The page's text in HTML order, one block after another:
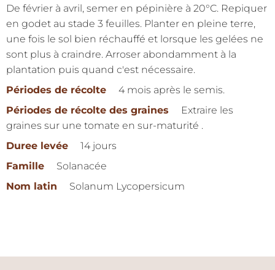
De février à avril, semer en pépinière à 20°C. Repiquer
en godet au stade 3 feuilles. Planter en pleine terre,
une fois le sol bien réchauffé et lorsque les gelées ne
sont plus à craindre. Arroser abondamment à la
plantation puis quand c'est nécessaire.
Périodes de récolte
4 mois après le semis.
Périodes de récolte des graines
Extraire les
graines sur une tomate en sur-maturité .
Duree levée
14 jours
Famille
Solanacée
Nom latin
Solanum Lycopersicum